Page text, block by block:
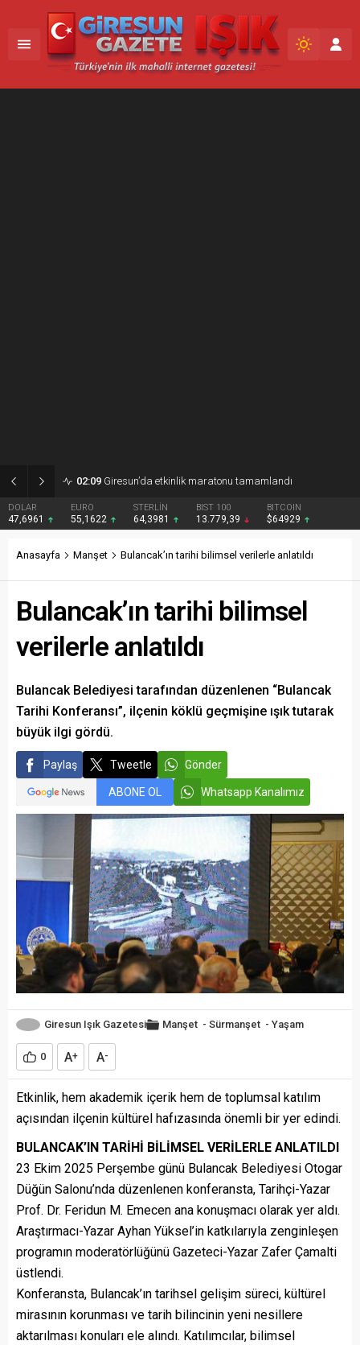
02:09 Giresun’da etkinlik maratonu tamamlandı
DOLAR
47,6961
EURO
55,1622
STERLİN
64,3981
BIST 100
13.779,39
BITCOIN
$64929
Anasayfa Manşet Bulancak’ın tarihi bilimsel verilerle anlatıldı
Bulancak’ın tarihi bilimsel
verilerle anlatıldı
Bulancak Belediyesi tarafından düzenlenen “Bulancak
Tarihi Konferansı”, ilçenin köklü geçmişine ışık tutarak
büyük ilgi gördü.
Paylaş Tweetle Gönder
ABONE OL Whatsapp Kanalımız
Giresun Işık Gazetesi Manşet - Sürmanşet - Yaşam
0 A+ A-
Etkinlik, hem akademik içerik hem de toplumsal katılım
açısından ilçenin kültürel hafızasında önemli bir yer edindi.
BULANCAK’IN TARİHİ BİLİMSEL VERİLERLE ANLATILDI
23 Ekim 2025 Perşembe günü Bulancak Belediyesi Otogar
Düğün Salonu’nda düzenlenen konferansta, Tarihçi-Yazar
Prof. Dr. Feridun M. Emecen ana konuşmacı olarak yer aldı.
Araştırmacı-Yazar Ayhan Yüksel’in katkılarıyla zenginleşen
programın moderatörlüğünü Gazeteci-Yazar Zafer Çamalti
üstlendi.
Konferansta, Bulancak’ın tarihsel gelişim süreci, kültürel
mirasının korunması ve tarih bilincinin yeni nesillere
aktarılması konuları ele alındı. Katılımcılar, bilimsel